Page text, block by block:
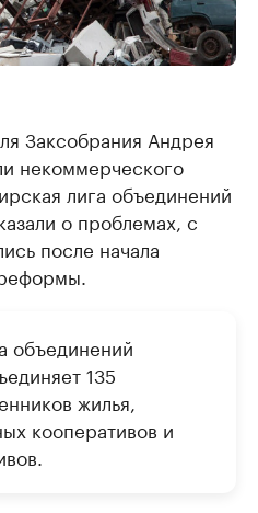
Заксобрания Андрея
некоммерческого
лига объединений
о проблемах, с
после начала
объединений
135
жилья,
кооперативов и